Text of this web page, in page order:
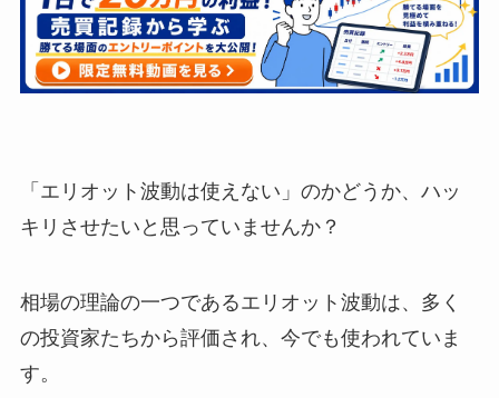
「エリオット波動は使えない」のかどうか、ハッ
キリさせたいと思っていませんか？
相場の理論の一つであるエリオット波動は、多く
の投資家たちから評価され、今でも使われていま
す。